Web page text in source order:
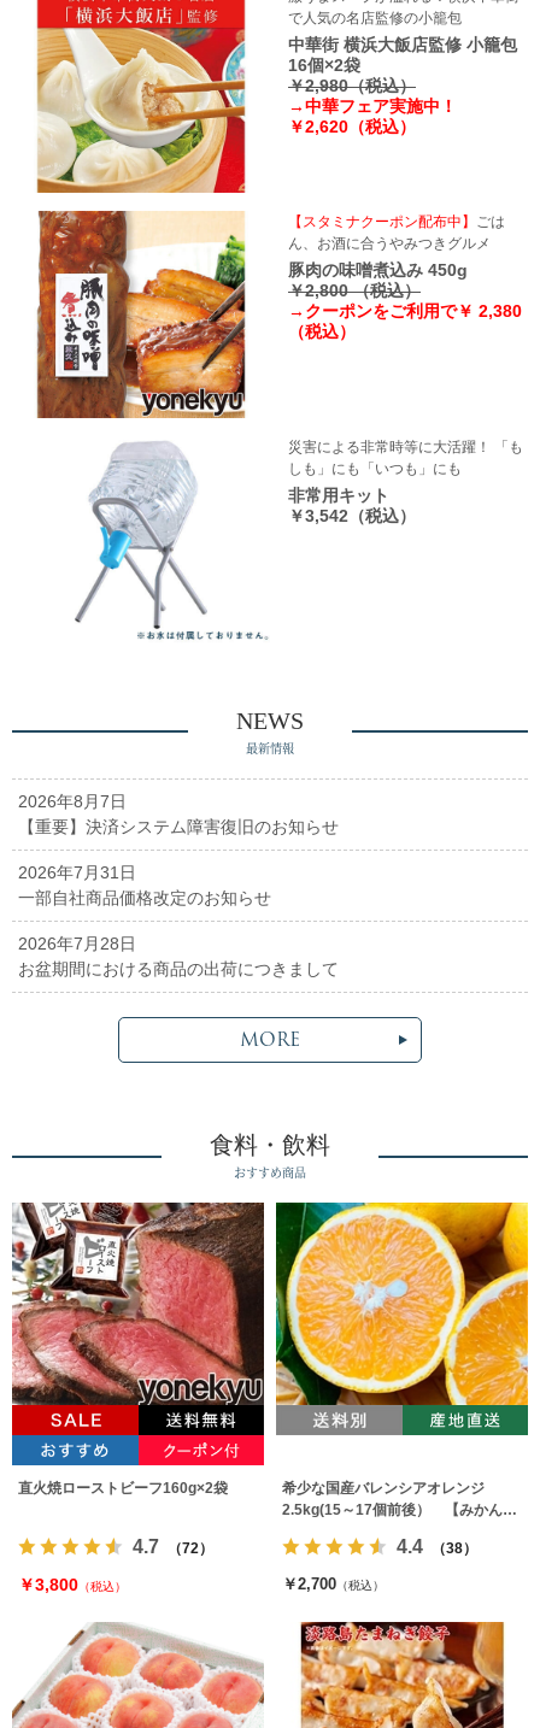
で人気の名店監修の小籠包
中華街 横浜大飯店監修 小籠包
16個×2袋
￥2,980（税込）
→中華フェア実施中！
￥2,620（税込）
【スタミナクーポン配布中】
ごは
ん、お酒に合うやみつきグルメ
豚肉の味噌煮込み 450g
￥2,800 （税込）
→クーポンをご利用で￥ 2,380
（税込）
災害による非常時等に大活躍！ 「も
しも」にも「いつも」にも
非常用キット
￥3,542（税込）
NEWS
最新情報
2026年8月7日
【重要】決済システム障害復旧のお知らせ
2026年7月31日
一部自社商品価格改定のお知らせ
2026年7月28日
お盆期間における商品の出荷につきまして
MORE
食料・飲料
おすすめ商品
直火焼ローストビーフ160g×2袋
4.7 （72）
￥3,800 （税込）
希少な国産バレンシアオレンジ
2.5kg(15～17個前後） 【みかんの
4.4 （38）
￥2,700 （税込）